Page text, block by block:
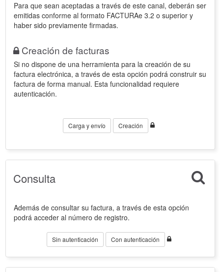
Para que sean aceptadas a través de este canal, deberán ser
emitidas conforme al formato FACTURAe 3.2 o superior y
haber sido previamente firmadas.
Creación de facturas
Si no dispone de una herramienta para la creación de su
factura electrónica, a través de esta opción podrá construir su
factura de forma manual. Esta funcionalidad requiere
autenticación.
Carga y envío Creación
Consulta
Además de consultar su factura, a través de esta opción
podrá acceder al número de registro.
Sin autenticación Con autenticación